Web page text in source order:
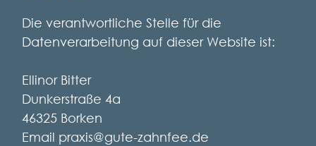
Die verantwortliche Stelle für die
Datenverarbeitung auf dieser Website ist:
Ellinor Bitter
Dunkerstraße 4a
46325 Borken
Email praxis@gute-zahnfee.de